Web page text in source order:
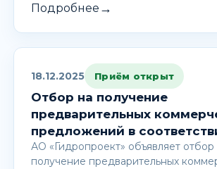
Подробнее →
18.12.2025 Приём открыт
Отбор на получение
предварительных
предложений в
АО «Гидропроект» объявляет отбор
получение предварительных